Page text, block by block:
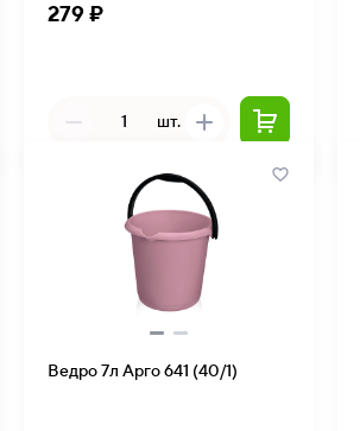
279 ₽
шт.
Ведро 7л Арго 641 (40/1)